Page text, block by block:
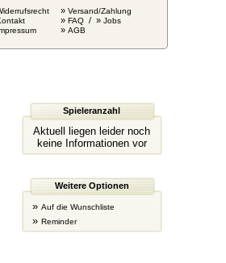
» Versand/Zahlung
» FAQ / » Jobs
» AGB
Spieleranzahl
Aktuell liegen leider noch
keine Informationen vor
Weitere Optionen
» Auf die Wunschliste
» Reminder